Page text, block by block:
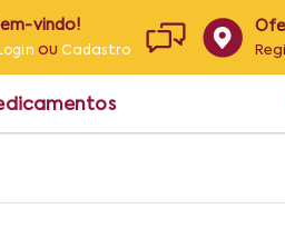
vindo!
ouCadastro